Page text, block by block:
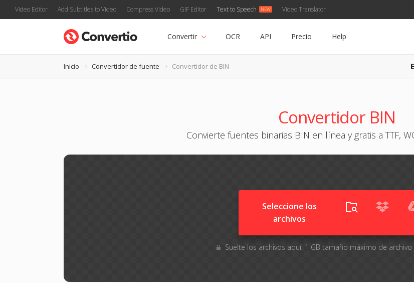
Video Editor Add Subtitles to Video Compress Video GIF Editor Text to Speech Video Translator
Convertir OCR API Precio Help
Inicio Convertidor de fuente Convertidor de BIN
Convertidor BIN
Convierte fuentes binarias BIN en línea y gratis a TTF,
Seleccione los
archivos
Suelte los archivos aquí. 1 GB tamaño máximo de archivo